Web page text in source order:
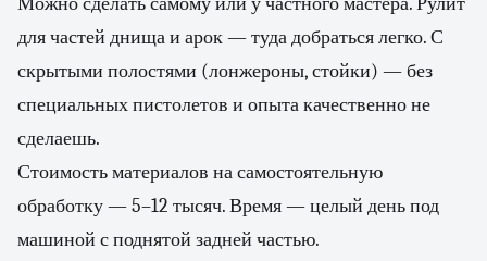
для частей днища и арок — туда добраться легко. С
скрытыми полостями (лонжероны, стойки) — без
специальных пистолетов и опыта качественно не
сделаешь.
Стоимость материалов на самостоятельную
обработку — 5–12 тысяч. Время — целый день под
машиной с поднятой задней частью.